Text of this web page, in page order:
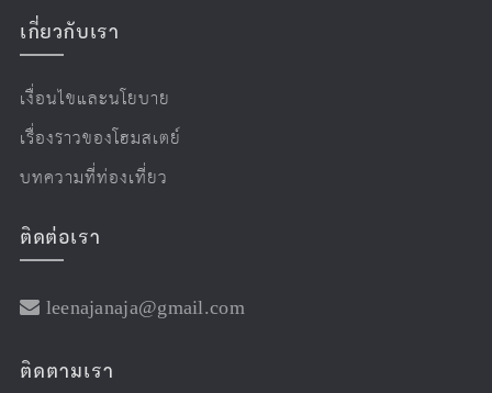
เกี่ยวกับเรา
เงื่อนไขและนโยบาย
เรื่องราวของโฮมสเตย์
บทความที่ท่องเที่ยว
ติดต่อเรา
leenajanaja@gmail.com
ติดตามเรา